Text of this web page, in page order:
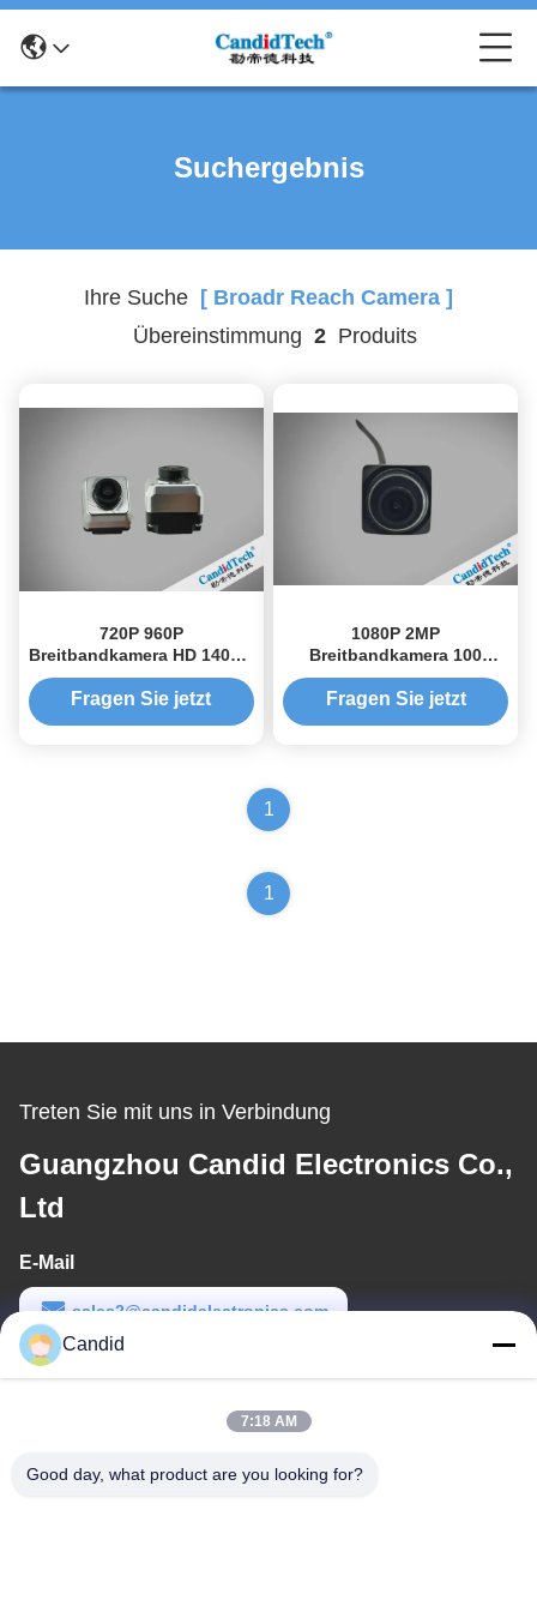
Suchergebnis
Ihre Suche [ Broadr Reach Camera ]
Übereinstimmung 2Produits
720P 960P
Breitbandkamera HD 140dB
WDR Echtzeit IP69K
Wasserdicht Staubdicht
Fragen Sie jetzt
1080P 2MP
Breitbandkamera 100
BASE-T1 PHY /802.1Q
AVB/RTP Protokoll OEM
Fragen Sie jetzt
1
1
Treten Sie mit uns in Verbindung
Guangzhou Candid Electronics Co.,
Ltd
E-Mail
sales2@candidelectronics.com
Arbeits-Zeit
Candid
7:18 AM
Good day, what product are you looking for?